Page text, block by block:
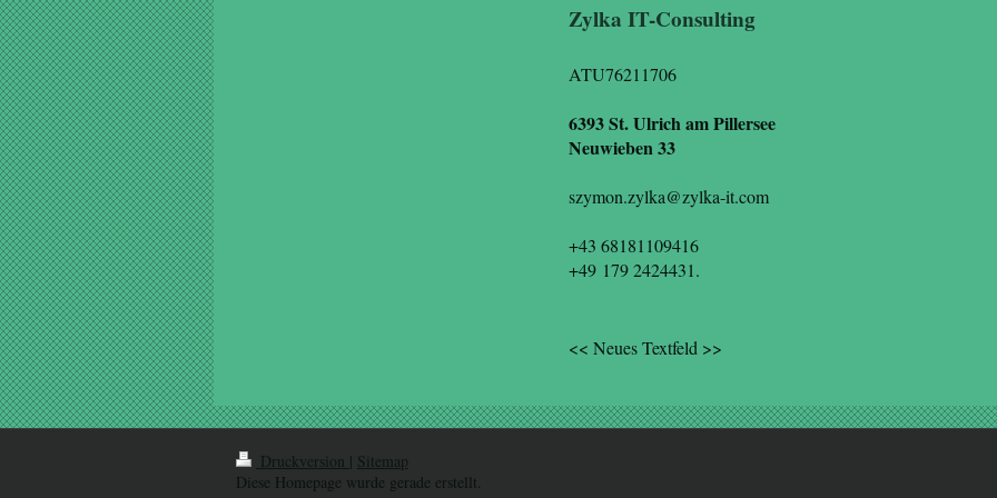
Zylka IT-Consulting
ATU76211706
6393 St. Ulrich am Pillersee
Neuwieben 33
szymon.zylka@zylka-it.com
+43 68181109416
+49 179 2424431.
<< Neues Textfeld >>
Druckversion | Sitemap
Diese Homepage wurde gerade erstellt.